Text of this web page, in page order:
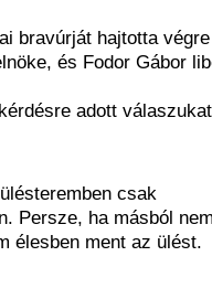
bravúrját hajtotta
és Fodor Gábor
adott
csak
Persze, ha másból
élesben ment az ülést.